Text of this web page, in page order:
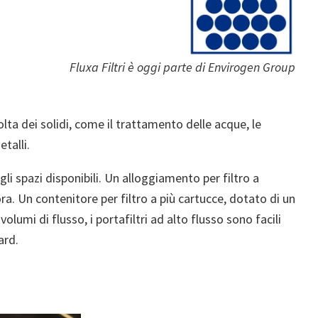
Fluxa Filtri è oggi parte di Envirogen Group
dei solidi, come il trattamento delle acque, le
spazi disponibili. Un alloggiamento per filtro a
Un contenitore per filtro a più cartucce, dotato di un
di flusso, i portafiltri ad alto flusso sono facili